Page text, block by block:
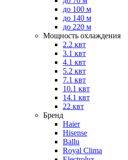
до 100 м
до 140 м
до 220 м
Мощность охлаждения
2.2 квт
3.1 квт
4.1 квт
5.2 квт
7.1 квт
10.1 квт
14.1 квт
22 квт
Бренд
Haier
Hisense
Ballu
Royal Clima